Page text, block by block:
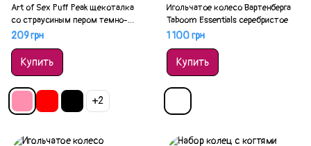
Art of Sex Puff Peak щекоталка
со страусиным пером темно-
розовая
209 грн
Купить
+2
Игольчатое колесо Вартенберга
Taboom Essentials серебристое
1 100 грн
Купить
Акция